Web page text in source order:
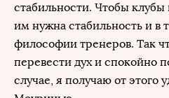
стабильности. Чтобы клубы
им нужна стабильность и в
философии тренеров. Так
перевести дух и спокойно
случае, я получаю от этого